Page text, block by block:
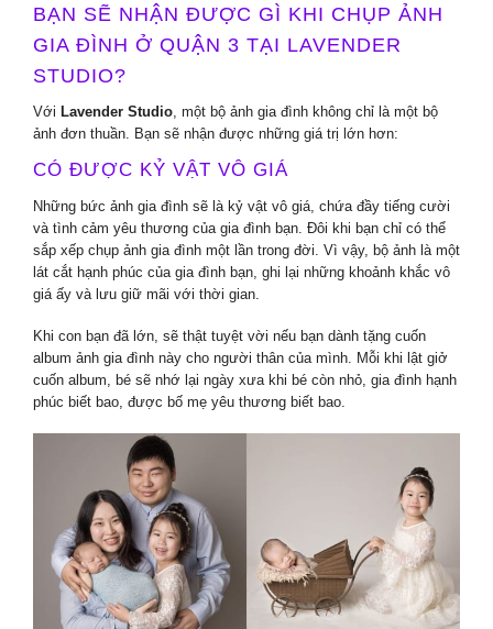
BẠN SẼ NHẬN ĐƯỢC GÌ KHI CHỤP ẢNH
GIA ĐÌNH Ở QUẬN 3 TẠI LAVENDER
STUDIO?
Với Lavender Studio, một bộ ảnh gia đình không chỉ là một bộ
ảnh đơn thuần. Bạn sẽ nhận được những giá trị lớn hơn:
CÓ ĐƯỢC KỶ VẬT VÔ GIÁ
Những bức ảnh gia đình sẽ là kỷ vật vô giá, chứa đầy tiếng cười
và tình cảm yêu thương của gia đình bạn. Đôi khi bạn chỉ có thể
sắp xếp chụp ảnh gia đình một lần trong đời. Vì vậy, bộ ảnh là một
lát cắt hạnh phúc của gia đình bạn, ghi lại những khoảnh khắc vô
giá ấy và lưu giữ mãi với thời gian.
Khi con bạn đã lớn, sẽ thật tuyệt vời nếu bạn dành tặng cuốn
album ảnh gia đình này cho người thân của mình. Mỗi khi lật giở
cuốn album, bé sẽ nhớ lại ngày xưa khi bé còn nhỏ, gia đình hạnh
phúc biết bao, được bố mẹ yêu thương biết bao.